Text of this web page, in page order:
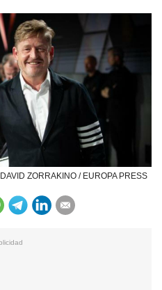
ZORRAKINO / EUROPA PRESS